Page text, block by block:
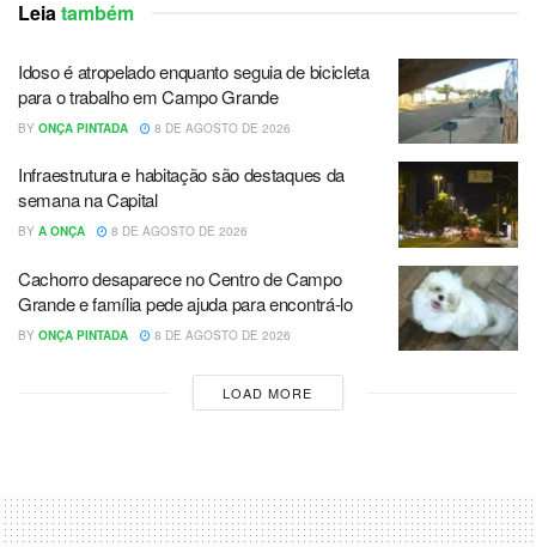
Leia também
Idoso é atropelado enquanto seguia de bicicleta
para o trabalho em Campo Grande
BY ONÇA PINTADA 8 DE AGOSTO DE 2026
Infraestrutura e habitação são destaques da
semana na Capital
BY A ONÇA 8 DE AGOSTO DE 2026
Cachorro desaparece no Centro de Campo
Grande e família pede ajuda para encontrá-lo
BY ONÇA PINTADA 8 DE AGOSTO DE 2026
LOAD MORE